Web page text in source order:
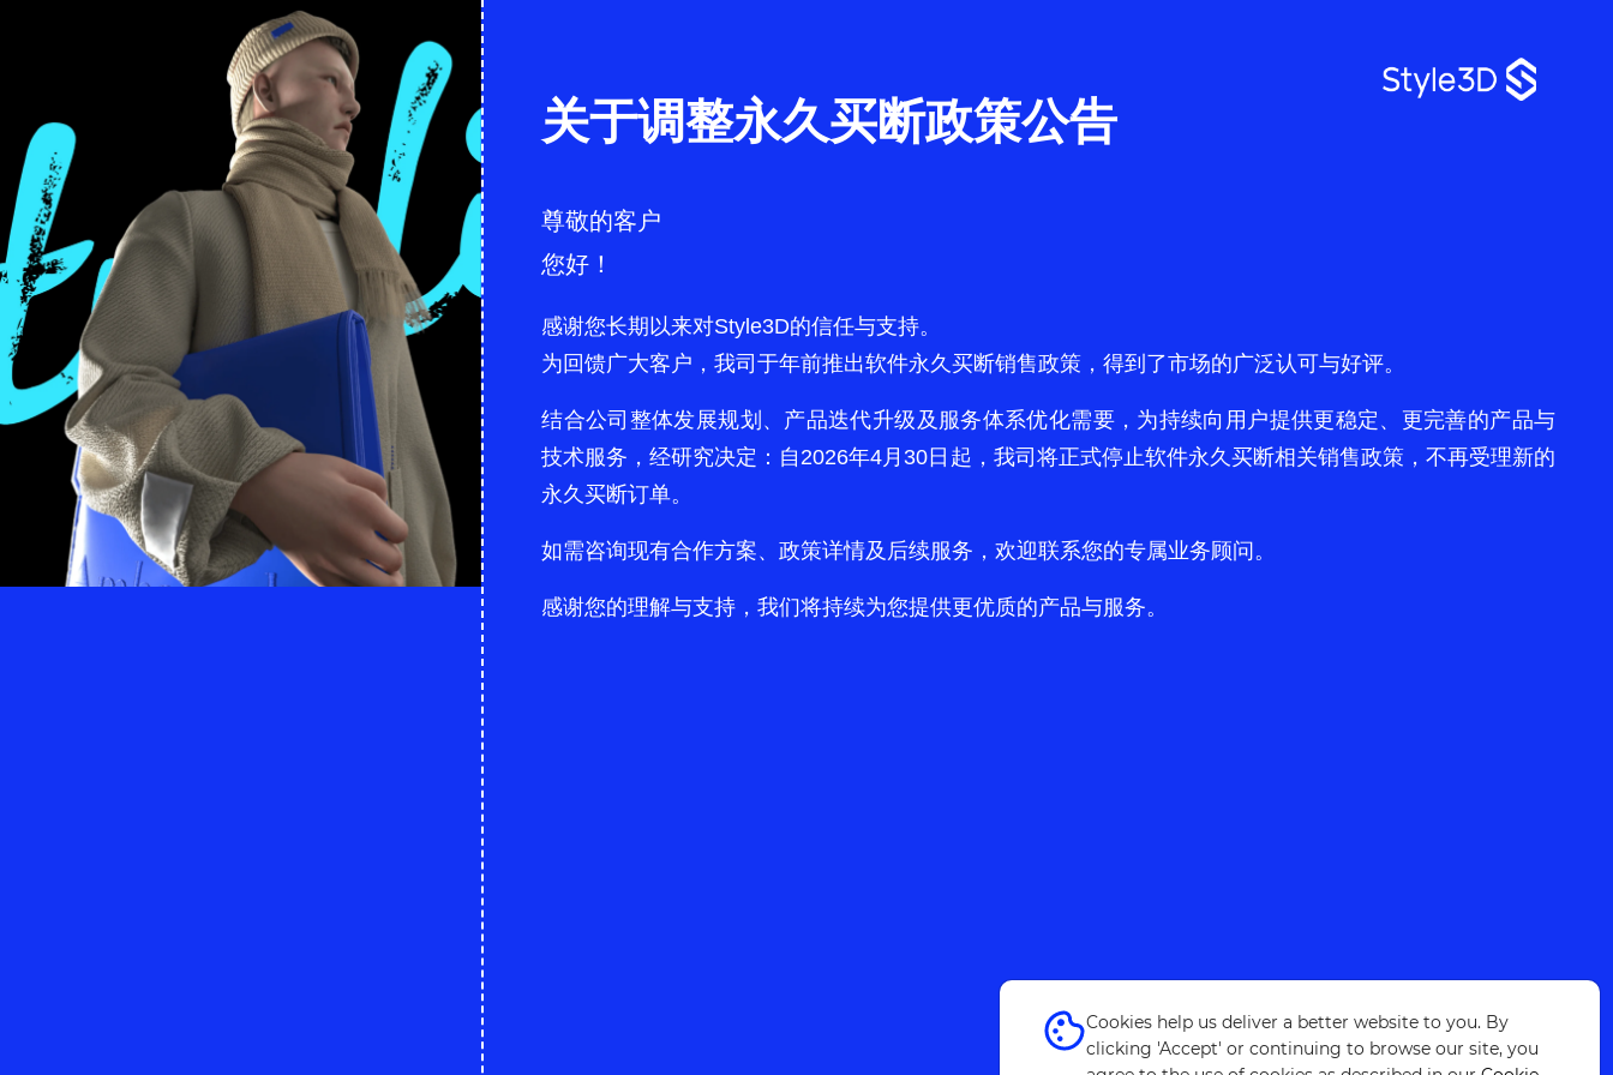
关于调整永久买断政策公告
尊敬的客户
您好！
感谢您长期以来对Style3D的信任与支持。
为回馈广大客户，我司于年前推出软件永久买断销售政策，得到了市场的广泛认可与好评。
结合公司整体发展规划、产品迭代升级及服务体系优化需要，为持续向用户提供更稳定、更完善的产品与
技术服务，经研究决定：自2026年4月30日起，我司将正式停止软件永久买断相关销售政策，不再受理新的
永久买断订单。
如需咨询现有合作方案、政策详情及后续服务，欢迎联系您的专属业务顾问。
感谢您的理解与支持，我们将持续为您提供更优质的产品与服务。
Cookies help us deliver a better website to you. By
clicking 'Accept' or continuing to browse our site, you
AI In Fashion: From Creative
To Production-Ready Products